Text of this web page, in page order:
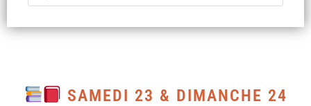
SAMEDI 23 & DIMANCHE 24